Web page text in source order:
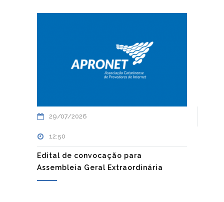
29/07/2026
12:50
Edital de convocação para
Assembleia Geral Extraordinária